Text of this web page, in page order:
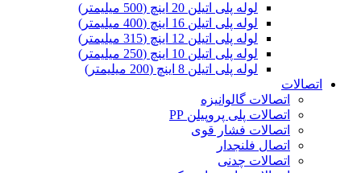
لوله پلی اتیلن 20 اینچ (500 میلیمتر)
لوله پلی اتیلن 16 اینچ (400 میلیمتر)
لوله پلی اتیلن 12 اینچ (315 میلیمتر)
لوله پلی اتیلن 10 اینچ (250 میلیمتر)
لوله پلی اتیلن 8 اینچ (200 میلیمتر)
اتصالات
اتصالات گالوانیزه
اتصالات پلی پروپیلن PP
اتصالات فشار قوی
اتصال فلنجدار
اتصالات چدنی